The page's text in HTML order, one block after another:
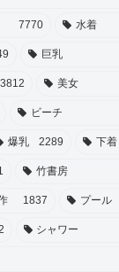
7770 水着
巨乳
3812 美女
ビーチ
爆乳 2289 下着
竹書房
1837 プール
シャワー